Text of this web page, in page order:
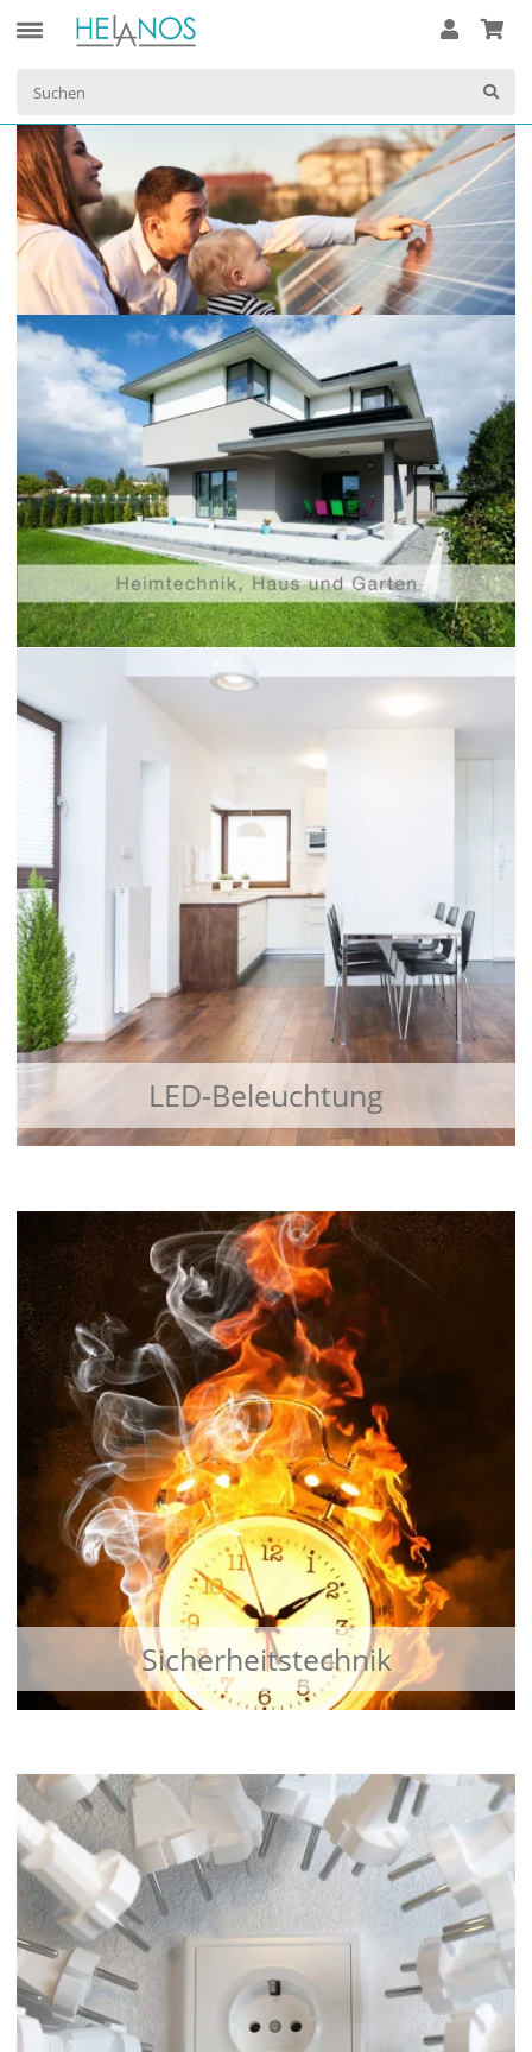
LED-Beleuchtung
Sicherheitstechnik